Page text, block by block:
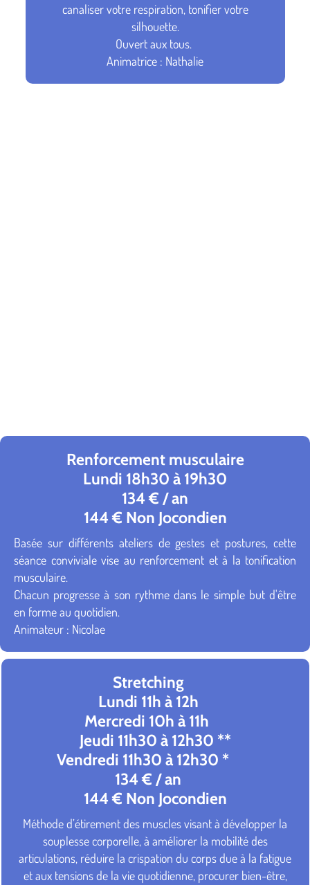
canaliser votre respiration, tonifier votre
silhouette.
Ouvert aux tous.
Animatrice : Nathalie
Renforcement musculaire
Lundi 18h30 à 19h30
134 € / an
144 € Non Jocondien
Basée sur différents ateliers de gestes et postures, cette
séance conviviale vise au renforcement et à la tonification
musculaire.
Chacun progresse à son rythme dans le simple but d'être
en forme au quotidien.
Animateur : Nicolae
Stretching
Lundi 11h à 12h
Mercredi 10h à 11h
Jeudi 11h30 à 12h30 **
Vendredi 11h30 à 12h30 *
134 € / an
144 € Non Jocondien
Méthode d’étirement des muscles visant à développer la
souplesse corporelle, à améliorer la mobilité des
articulations, réduire la crispation du corps due à la fatigue
et aux tensions de la vie quotidienne, procurer bien-être,